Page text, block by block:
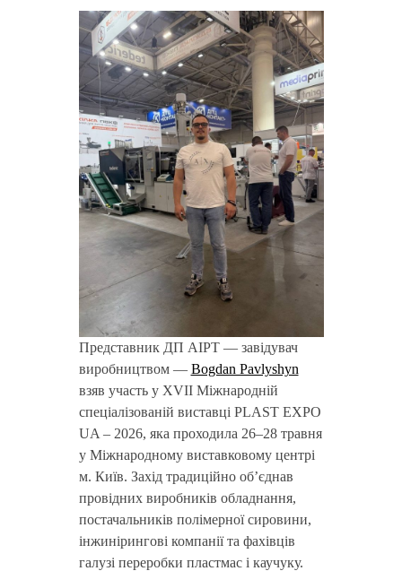
Представник ДП АІРТ — завідувач
виробництвом — Bogdan Pavlyshyn
взяв участь у XVII Міжнародній
спеціалізованій виставці PLAST EXPO
UA – 2026, яка проходила 26–28 травня
у Міжнародному виставковому центрі
м. Київ. Захід традиційно об’єднав
провідних виробників обладнання,
постачальників полімерної сировини,
інжинірингові компанії та фахівців
галузі переробки пластмас і каучуку.